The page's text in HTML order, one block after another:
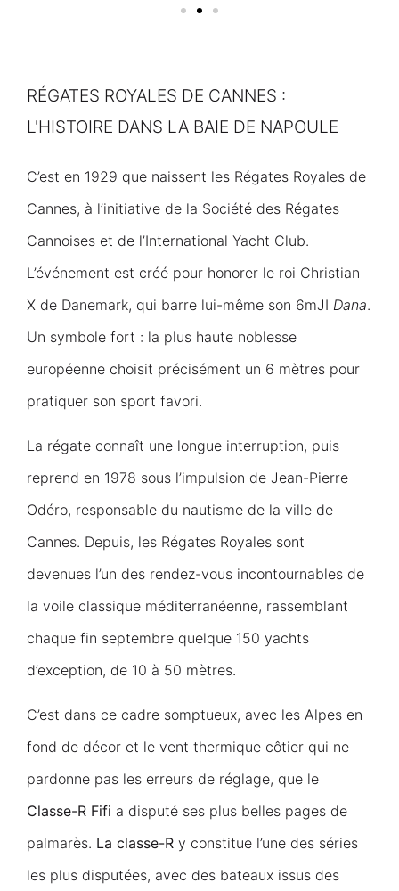
RÉGATES ROYALES DE CANNES :
L'HISTOIRE DANS LA BAIE DE NAPOULE
C’est en 1929 que naissent les Régates Royales de
Cannes, à l’initiative de la Société des Régates
Cannoises et de l’International Yacht Club.
L’événement est créé pour honorer le roi Christian
X de Danemark, qui barre lui-même son 6mJI Dana.
Un symbole fort : la plus haute noblesse
européenne choisit précisément un 6 mètres pour
pratiquer son sport favori.
La régate connaît une longue interruption, puis
reprend en 1978 sous l’impulsion de Jean-Pierre
Odéro, responsable du nautisme de la ville de
Cannes. Depuis, les Régates Royales sont
devenues l’un des rendez-vous incontournables de
la voile classique méditerranéenne, rassemblant
chaque fin septembre quelque 150 yachts
d’exception, de 10 à 50 mètres.
C’est dans ce cadre somptueux, avec les Alpes en
fond de décor et le vent thermique côtier qui ne
pardonne pas les erreurs de réglage, que le
Classe-R Fifi a disputé ses plus belles pages de
palmarès. La classe-R y constitue l’une des séries
les plus disputées, avec des bateaux issus des